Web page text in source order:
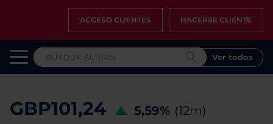
ACCESO CLIENTES HACERSE CLIENTE
Ver todos
GBP101,24 5,59% (12m)